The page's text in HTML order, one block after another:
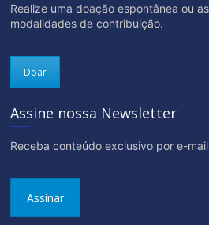
Realize uma doação espontânea ou
modalidades de contribuição.
Doar
Assine nossa Newsletter
Receba conteúdo exclusivo por e-
Assinar